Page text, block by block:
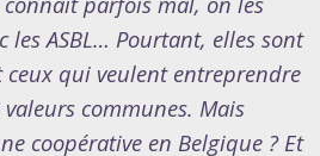
les ASBL… Pourtant, elles sont
ceux qui veulent entreprendre
communes. Mais
coopérative en Belgique ? Et